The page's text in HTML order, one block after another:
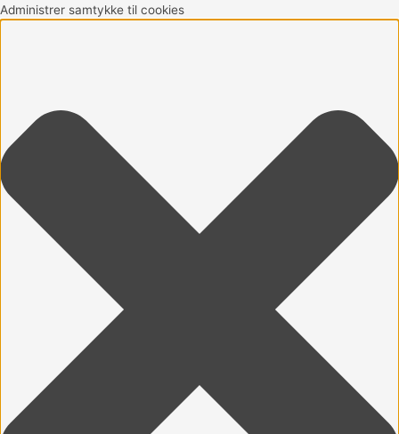
Administrer samtykke til cookies
Funktionsdygtig
Præferencer
Statistikker
Marketing
Gå